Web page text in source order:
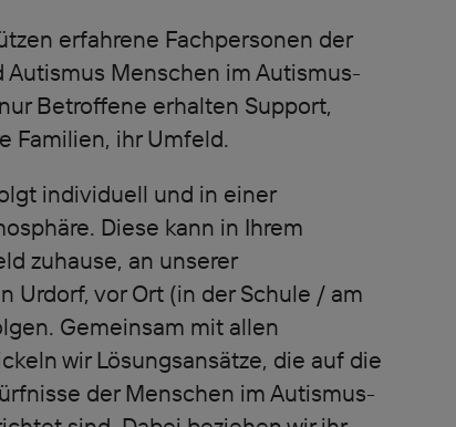
erfahrene Fachpersonen der
Autismus Menschen im Autismus-
Betroffene erhalten Support,
Familien, ihr Umfeld.
individuell und in einer
Diese kann in Ihrem
zuhause, an unserer
Urdorf, vor Ort (in der Schule / am
Gemeinsam mit allen
wir Lösungsansätze, die auf die
der Menschen im Autismus-